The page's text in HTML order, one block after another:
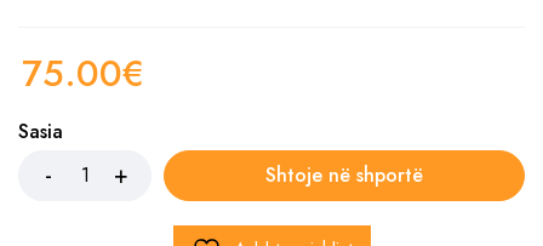
75.00€
Sasia
Shtoje në shportë